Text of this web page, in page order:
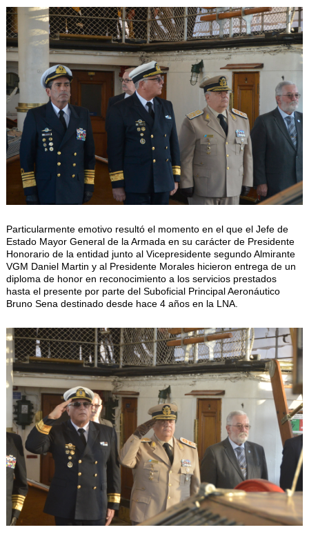
Particularmente emotivo resultó el momento en el que el Jefe de
Estado Mayor General de la Armada en su carácter de Presidente
Honorario de la entidad junto al Vicepresidente segundo Almirante
VGM Daniel Martin y al Presidente Morales hicieron entrega de un
diploma de honor en reconocimiento a los servicios prestados
hasta el presente por parte del Suboficial Principal Aeronáutico
Bruno Sena destinado desde hace 4 años en la LNA.